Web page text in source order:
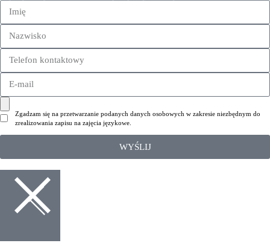
Zgadzam się na przetwarzanie podanych danych osobowych w zakresie niezbędnym do
zrealizowania zapisu na zajęcia językowe.
WYŚLIJ